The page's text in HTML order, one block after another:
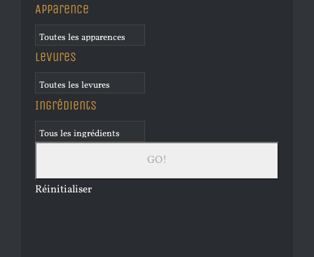
Apparence
Levures
Ingrédients
Réinitialiser